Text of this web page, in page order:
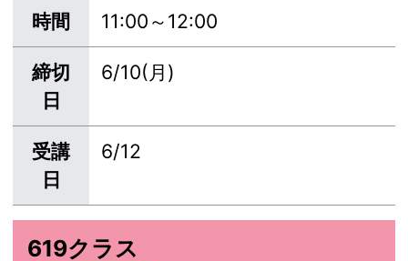
時間 11:00～12:00
締切
日
6/10(月)
受講
日
6/12
619クラス